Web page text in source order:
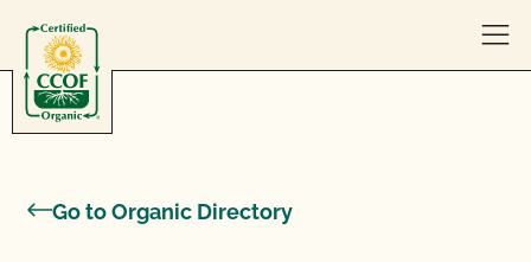
Go to Organic Directory